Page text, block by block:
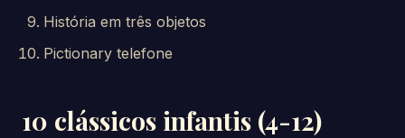
História em três objetos
Pictionary telefone
10 clássicos infantis (4-12)